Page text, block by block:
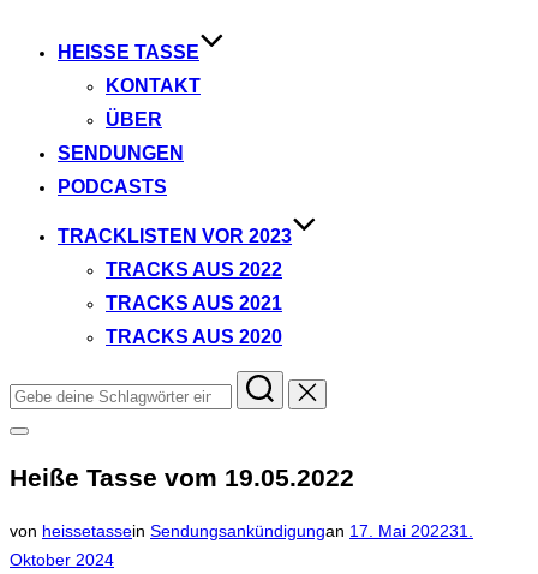
HEISSE TASSE
KONTAKT
ÜBER
SENDUNGEN
PODCASTS
TRACKLISTEN VOR 2023
TRACKS AUS 2022
TRACKS AUS 2021
TRACKS AUS 2020
Suchen
nach:
Seitenleiste
Navigation
Heiße Tasse vom 19.05.2022
von heissetassein Sendungsankündigungan Veröffentlicht
17. Mai 202231.
Oktober 2024